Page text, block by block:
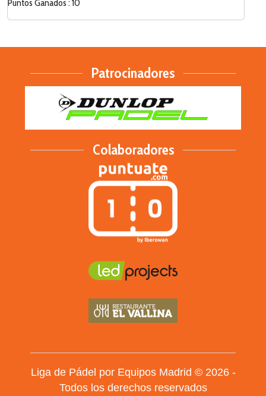
Puntos Ganados : 10
Patrocinadores
Colaboradores
Liga de Pádel por Equipos Madrid © 2026 -
Todos los derechos reservados